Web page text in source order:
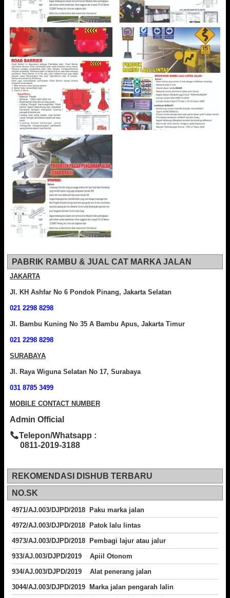
PABRIK RAMBU & JUAL CAT MARKA JALAN
JAKARTA
Jl. KH Ashfar No 6 Pondok Pinang, Jakarta Selatan
021 2298 8298
Jl. Bambu Kuning No 35 A Bambu Apus, Jakarta Timur
021 2298 8298
SURABAYA
Jl. Raya Wiguna Selatan No 17, Surabaya
031 8785 3499
MOBILE CONTACT NUMBER
Admin Official
Telepon/Whatsapp :
0811-2019-3188
REKOMENDASI DISHUB TERBARU
NO.SK
4971/AJ.003/DJPD/2018 Paku marka jalan
4972/AJ.003/DJPD/2018 Patok lalu lintas
4973/AJ.003/DJPD/2018
Pembagi lajur atau jalur
933/AJ.003/DJPD/2019 Apiil Otonom
934/AJ.003/DJPD/2019 Alat penerang jalan
3044/AJ.003/DJPD/2019 Marka jalan pengarah lalin